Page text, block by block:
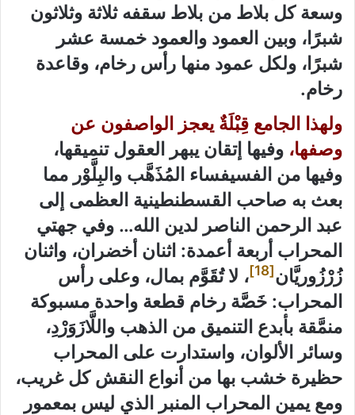
وسعة كل بلاط من بلاط سقفه ثلاثة وثلاثون
شبرًا، وبين العمود والعمود خمسة عشر
شبرًا، ولكل عمود منها رأس رخام، وقاعدة
رخام.
ولهذا الجامع قِبْلَةٌ يعجز الواصفون عن
وصفها، وفيها إتقان يبهر العقول تنميقها،
وفيها من الفسيفساء المُذَهَّب والبِلَّوْر مما
بعث به صاحب القسطنطينية العظمى إلى
عبد الرحمن الناصر لدين الله… وفي جهتي
المحراب أربعة أعمدة: اثنان أخضران، واثنان
زُرْزُوريَّان[18]
، لا تُقَوَّم بمال، وعلى رأس
المحراب: خَصَّة رخام قطعة واحدة مسبوكة
منمَّقة بأبدع التنميق من الذهب واللَّازَوَرْدِ،
وسائر الألوان، واستدارت على المحراب
حظيرة خشب بها من أنواع النقش كل غريب،
ومع يمين المحراب المنبر الذي ليس بمعمور